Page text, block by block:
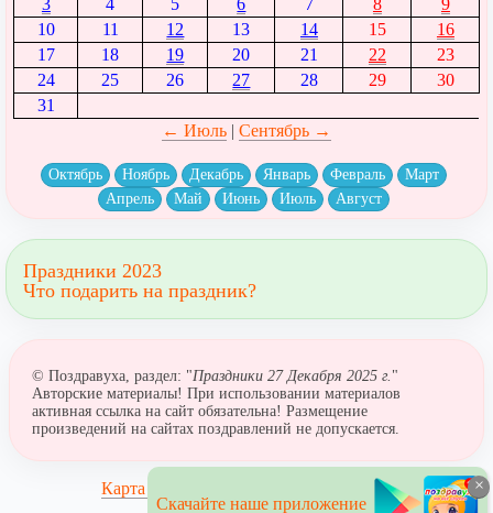
3
4 5 6 7 8
9
10
11 12 13 14 15
16
17
18 19 20 21 22
23
24
25 26 27 28 29
30
31
← Июль| Сентябрь →
Октябрь Ноябрь Декабрь Январь Февраль
Март
Апрель
Май Июнь Июль Август
Праздники 2023
Что подарить на праздник?
© Поздравуха, раздел: "Праздники 27 Декабря 2025 г. "
Авторские материалы! При использовании материалов
активная ссылка на сайт обязательна! Размещение
произведений на сайтах поздравлений не допускается.
Карта сайта
×
Скачайте наше приложение